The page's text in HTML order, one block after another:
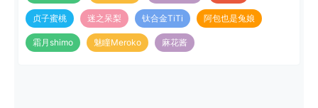
贞子蜜桃 迷之呆梨 钛合金TiTi 阿包也是兔娘
霜月shimo 魅瞳Meroko 麻花酱